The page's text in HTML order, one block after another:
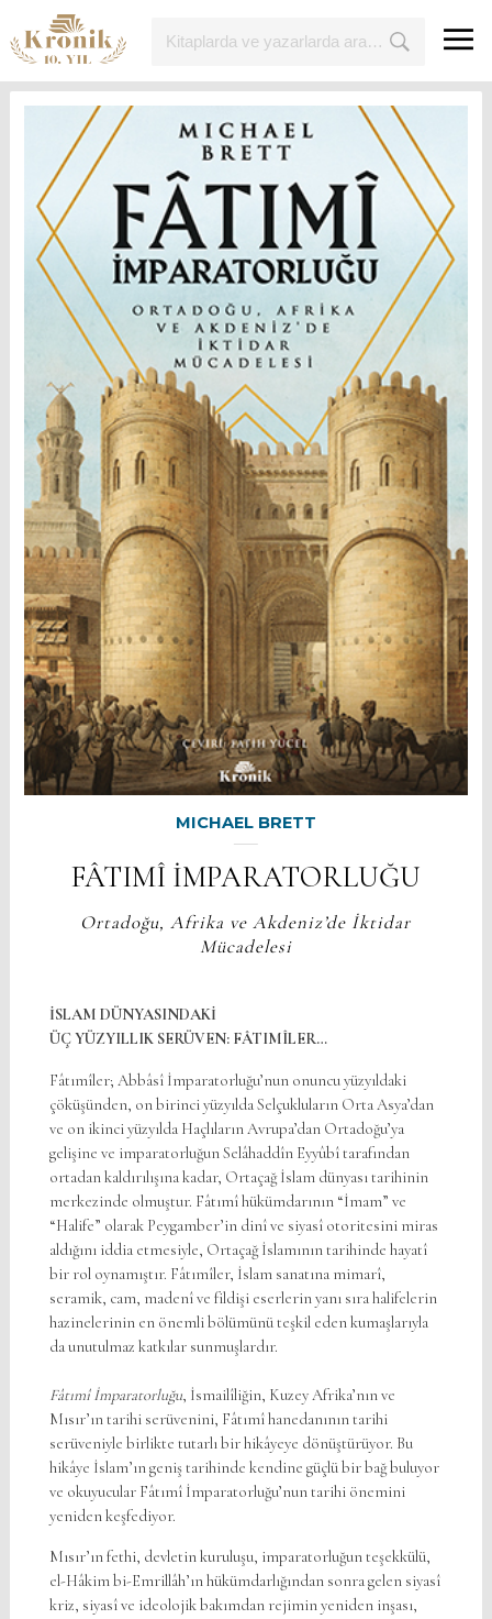
MICHAEL BRETT
FÂTIMÎ İMPARATORLUĞU
Ortadoğu, Afrika ve Akdeniz’de İktidar
Mücadelesi
İSLAM DÜNYASINDAKİ
ÜÇ YÜZYILLIK SERÜVEN: FÂTIMÎLER…
Fâtımîler; Abbâsî İmparatorluğu’nun onuncu yüzyıldaki
çöküşünden, on birinci yüzyılda Selçukluların Orta Asya’dan
ve on ikinci yüzyılda Haçlıların Avrupa’dan Ortadoğu’ya
gelişine ve imparatorluğun Selâhaddîn Eyyûbî tarafından
ortadan kaldırılışına kadar, Ortaçağ İslam dünyası tarihinin
merkezinde olmuştur. Fâtımî hükümdarının “İmam” ve
“Halife” olarak Peygamber’in dinî ve siyasî otoritesini miras
aldığını iddia etmesiyle, Ortaçağ İslamının tarihinde hayatî
bir rol oynamıştır. Fâtımîler, İslam sanatına mimarî,
seramik, cam, madenî ve fildişi eserlerin yanı sıra halifelerin
hazinelerinin en önemli bölümünü teşkil eden kumaşlarıyla
da unutulmaz katkılar sunmuşlardır.
Fâtımî İmparatorluğu, İsmailîliğin, Kuzey Afrika’nın ve
Mısır’ın tarihi serüvenini, Fâtımî hanedanının tarihi
serüveniyle birlikte tutarlı bir hikâyeye dönüştürüyor. Bu
hikâye İslam’ın geniş tarihinde kendine güçlü bir bağ buluyor
ve okuyucular Fâtımî İmparatorluğu’nun tarihi önemini
yeniden keşfediyor.
Mısır’ın fethi, devletin kuruluşu, imparatorluğun teşekkülü,
el-Hâkim bi-Emrillâh’ın hükümdarlığından sonra gelen siyasî
kriz, siyasî ve ideolojik bakımdan rejimin yeniden inşası,